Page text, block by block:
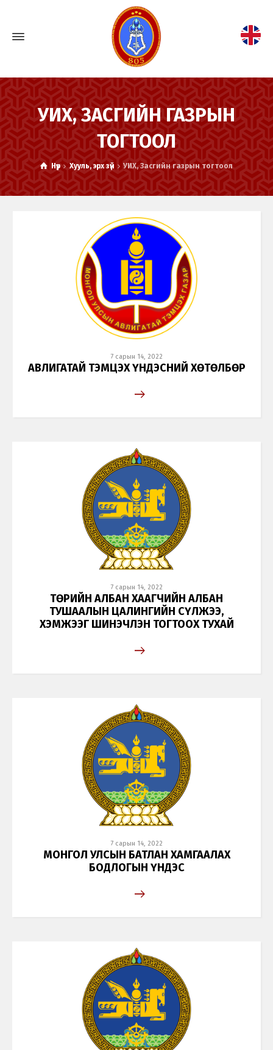
УИХ, ЗАСГИЙН ГАЗРЫН
ТОГТООЛ
Нүүр Хууль, эрх зүй УИХ, Засгийн газрын тогтоол
7 сарын 14, 2022
АВЛИГАТАЙ ТЭМЦЭХ ҮНДЭСНИЙ ХӨТӨЛБӨР
7 сарын 14, 2022
ТӨРИЙН АЛБАН ХААГЧИЙН АЛБАН
ТУШААЛЫН ЦАЛИНГИЙН СҮЛЖЭЭ,
ХЭМЖЭЭГ ШИНЭЧЛЭН ТОГТООХ ТУХАЙ
7 сарын 14, 2022
МОНГОЛ УЛСЫН БАТЛАН ХАМГААЛАХ
БОДЛОГЫН ҮНДЭС